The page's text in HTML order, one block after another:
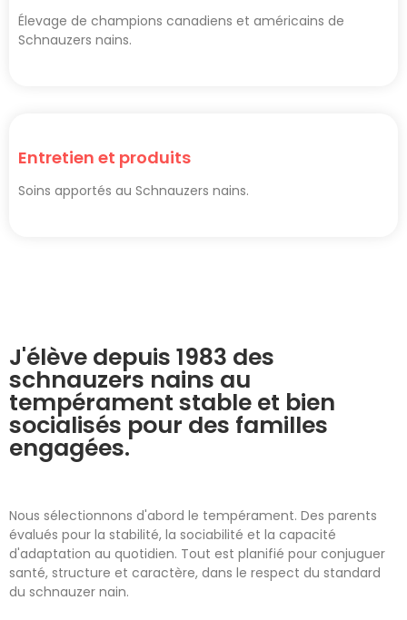
Élevage de champions canadiens et américains de
Schnauzers nains.
Entretien et produits
Soins apportés au Schnauzers nains.
J'élève depuis 1983 des
schnauzers nains au
tempérament stable et bien
socialisés pour des familles
engagées.
Nous sélectionnons d'abord le tempérament. Des parents
évalués pour la stabilité, la sociabilité et la capacité
d'adaptation au quotidien. Tout est planifié pour conjuguer
santé, structure et caractère, dans le respect du standard
du schnauzer nain.